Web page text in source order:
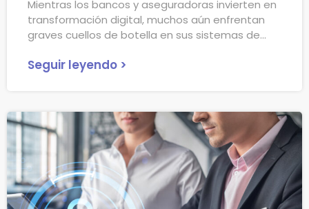
Mientras los bancos y aseguradoras invierten en
transformación digital, muchos aún enfrentan
graves cuellos de botella en sus sistemas de
Seguir leyendo >